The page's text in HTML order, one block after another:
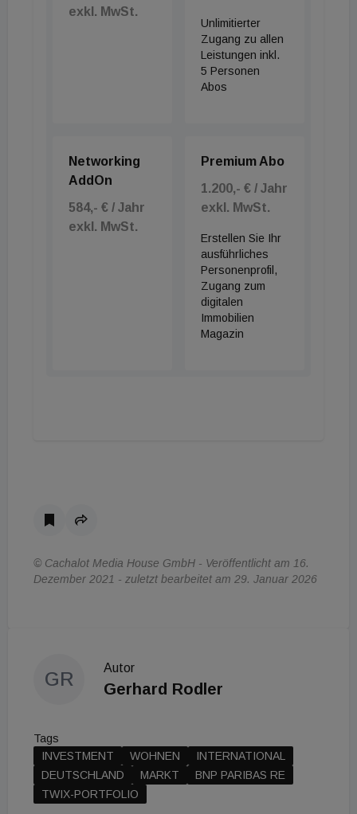
exkl. MwSt.
Unlimitierter
Zugang zu allen
Leistungen inkl.
5 Personen
Abos
Networking
AddOn
584,- € / Jahr
exkl. MwSt.
Premium Abo
1.200,- € / Jahr
exkl. MwSt.
Erstellen Sie Ihr
ausführliches
Personenprofil,
Zugang zum
digitalen
Immobilien
Magazin
© Cachalot Media House GmbH - Veröffentlicht am 16.
Dezember 2021 - zuletzt bearbeitet am 29. Januar 2026
GR
Autor
Gerhard Rodler
Tags
INVESTMENT
WOHNEN
INTERNATIONAL
DEUTSCHLAND
MARKT
BNP PARIBAS RE
TWIX-PORTFOLIO